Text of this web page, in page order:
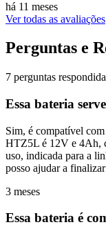
há 11 meses
Ver todas as avaliações
Perguntas e
7 perguntas
Essa bateria
Sim, é compatível
HTZ5L é 12V e 4Ah,
uso, indicada para a
posso ajudar a
3 meses
Essa bateria é